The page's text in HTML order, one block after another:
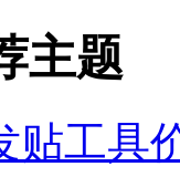
主题
贴工具